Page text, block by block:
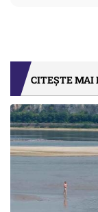
CITEȘTE MAI